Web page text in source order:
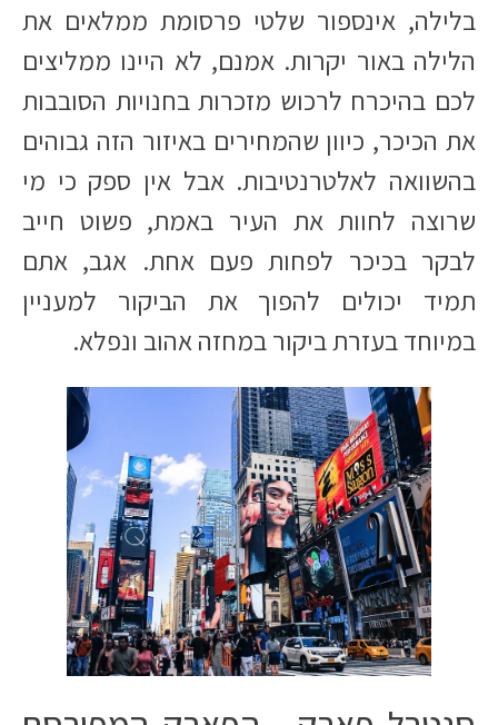
בלילה, אינספור שלטי פרסומת ממלאים את
הלילה באור יקרות. אמנם, לא היינו ממליצים
לכם בהיכרח לרכוש מזכרות בחנויות הסובבות
את הכיכר, כיוון שהמחירים באיזור הזה גבוהים
בהשוואה לאלטרנטיבות. אבל אין ספק כי מי
שרוצה לחוות את העיר באמת, פשוט חייב
לבקר בכיכר לפחות פעם אחת. אגב, אתם
תמיד יכולים להפוך את הביקור למעניין
במיוחד בעזרת ביקור במחזה אהוב ונפלא.